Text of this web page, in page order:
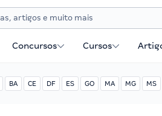
Concursos Cursos
BA CE DF ES GO MA MG MS